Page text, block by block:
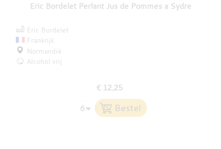
Eric Bordelet Perlant Jus de Pommes a Sydre
Eric Bordelet
Frankrijk
Normandië
Alcohol vrij
€ 12,25